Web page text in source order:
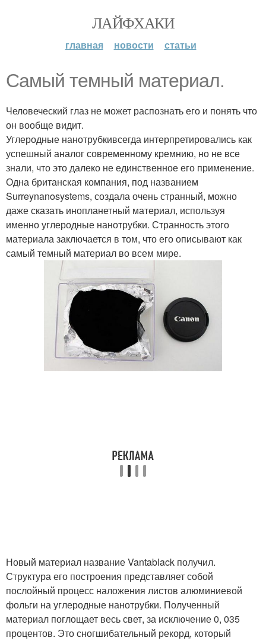
ЛАЙФХАКИ
главная новости статьи
Самый темный материал.
Человеческий глаз не может распознать его и понять что
он вообще видит.
Углеродные нанотрубкивсегда интерпретировались как
успешный аналог современному кремнию, но не все
знали, что это далеко не единственное его применение.
Одна британская компания, под названием
Surreynanosystems, создала очень странный, можно
даже сказать инопланетный материал, используя
именно углеродные нанотрубки. Странность этого
материала заключается в том, что его описывают как
самый темный материал во всем мире.
Новый материал название Vantablack получил.
Структура его построения представляет собой
послойный процесс наложения листов алюминиевой
фольги на углеродные нанотрубки. Полученный
материал поглощает весь свет, за исключение 0, 035
процентов. Это сногшибательный рекорд, который